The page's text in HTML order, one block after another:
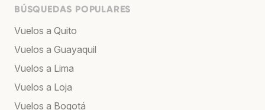
BÚSQUEDAS POPULARES
Vuelos a Quito
Vuelos a Guayaquil
Vuelos a Lima
Vuelos a Loja
Vuelos a Bogotá